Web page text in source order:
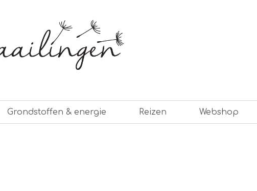
Grondstoffen & energie Reizen Webshop